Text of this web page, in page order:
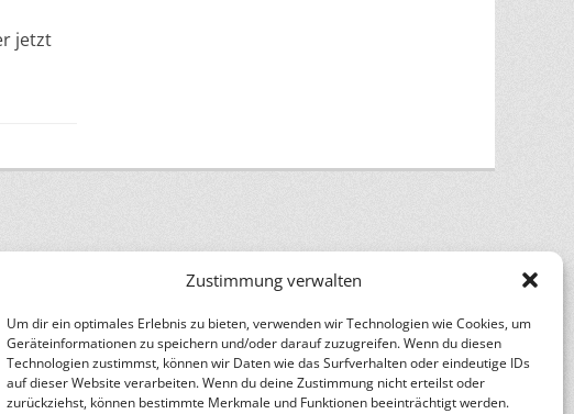
Zustimmung verwalten
Um dir ein optimales Erlebnis zu bieten, verwenden wir Technologien wie Cookies, um
Geräteinformationen zu speichern und/oder darauf zuzugreifen. Wenn du diesen
Technologien zustimmst, können wir Daten wie das Surfverhalten oder eindeutige IDs
auf dieser Website verarbeiten. Wenn du deine Zustimmung nicht erteilst oder
zurückziehst, können bestimmte Merkmale und Funktionen beeinträchtigt werden.
jetzt
von Catch Themes